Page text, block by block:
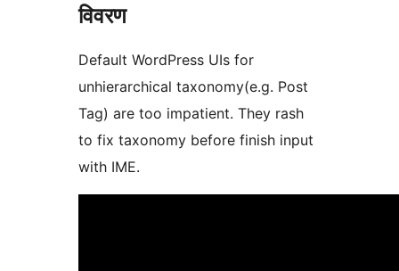
विवरण
Default WordPress UIs for
unhierarchical taxonomy(e.g. Post
Tag) are too impatient. They rash
to fix taxonomy before finish input
with IME.